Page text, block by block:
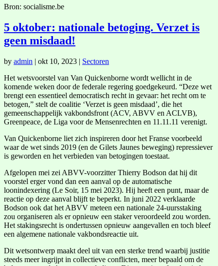
Bron: socialisme.be
5 oktober: nationale betoging. Verzet is
geen misdaad!
by admin | okt 10, 2023 | Sectoren
Het wetsvoorstel van Van Quickenborne wordt wellicht in de
komende weken door de federale regering goedgekeurd. “Deze wet
brengt een essentieel democratisch recht in gevaar: het recht om te
betogen,” stelt de coalitie ‘Verzet is geen misdaad’, die het
gemeenschappelijk vakbondsfront (ACV, ABVV en ACLVB),
Greenpeace, de Liga voor de Mensenrechten en 11.11.11 verenigt.
Van Quickenborne liet zich inspireren door het Franse voorbeeld
waar de wet sinds 2019 (en de Gilets Jaunes beweging) repressiever
is geworden en het verbieden van betogingen toestaat.
Afgelopen mei zei ABVV-voorzitter Thierry Bodson dat hij dit
voorstel erger vond dan een aanval op de automatische
loonindexering (Le Soir, 15 mei 2023). Hij heeft een punt, maar de
reactie op deze aanval blijft te beperkt. In juni 2022 verklaarde
Bodson ook dat het ABVV meteen een nationale 24-uursstaking
zou organiseren als er opnieuw een staker veroordeeld zou worden.
Het stakingsrecht is ondertussen opnieuw aangevallen en toch bleef
een algemene nationale vakbondsreactie uit.
Dit wetsontwerp maakt deel uit van een sterke trend waarbij justitie
steeds meer ingrijpt in collectieve conflicten, meer bepaald om de